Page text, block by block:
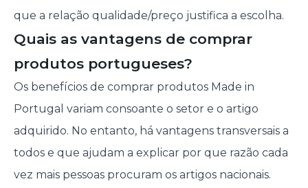
que a relação qualidade/preço justifica a escolha.
Quais as vantagens de comprar
produtos portugueses?
Os benefícios de comprar produtos Made in
Portugal variam consoante o setor e o artigo
adquirido. No entanto, há vantagens transversais a
todos e que ajudam a explicar por que razão cada
vez mais pessoas procuram os artigos nacionais.